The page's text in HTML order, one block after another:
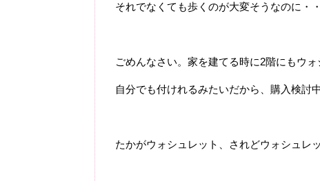
それでなくても歩くのが大変そうなのに・
ごめんなさい。家を建てる時に2階にもウ
自分でも付けれるみたいだから、購入検討中
たかがウォシュレット、されどウォシュレ